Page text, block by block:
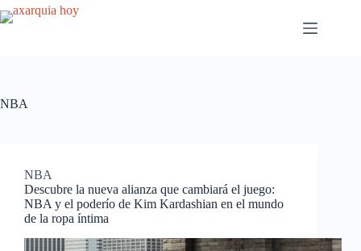
Saltar
al
NBA
NBA
Descubre la nueva alianza que cambiará el juego:
NBA y el poderío de Kim Kardashian en el mundo
de la ropa íntima